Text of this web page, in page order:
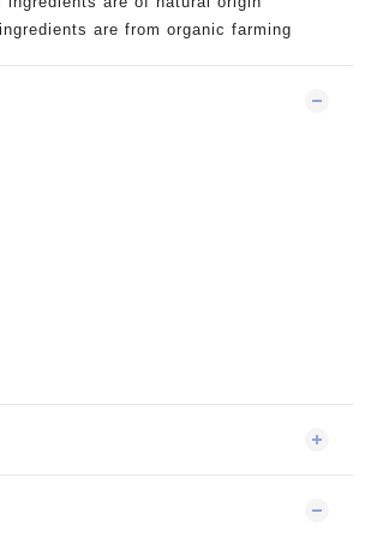
are from organic farming